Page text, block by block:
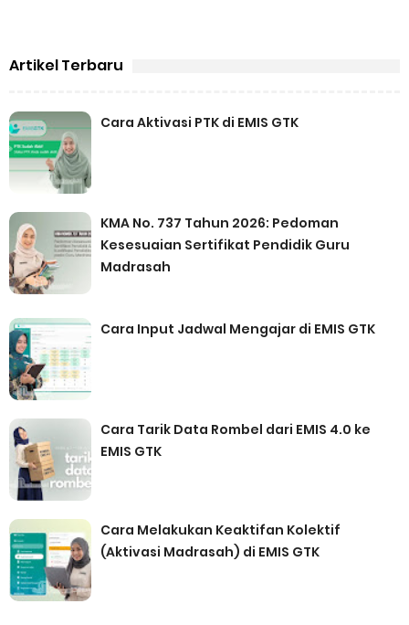
Artikel Terbaru
Cara Aktivasi PTK di EMIS GTK
KMA No. 737 Tahun 2026: Pedoman
Kesesuaian Sertifikat Pendidik Guru
Madrasah
Cara Input Jadwal Mengajar di EMIS GTK
Cara Tarik Data Rombel dari EMIS 4.0 ke
EMIS GTK
Cara Melakukan Keaktifan Kolektif
(Aktivasi Madrasah) di EMIS GTK